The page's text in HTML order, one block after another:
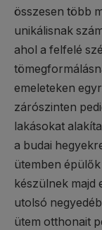
összesen több
unikálisnak
ahol a felfelé
emeleteken
zárószinten
lakásokat
a budai
ütemben
készülnek majd
utolsó
ütem otthonait